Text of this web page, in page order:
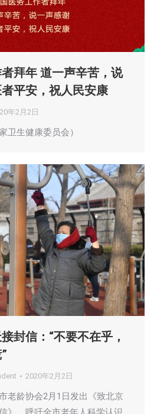
拜年 道一声辛苦，说
平安，祝人民安康
年2月2日
卫生健康委员会）
封信：“不要不在乎，
2020年2月2日
老龄协会2月1日发出《致北京